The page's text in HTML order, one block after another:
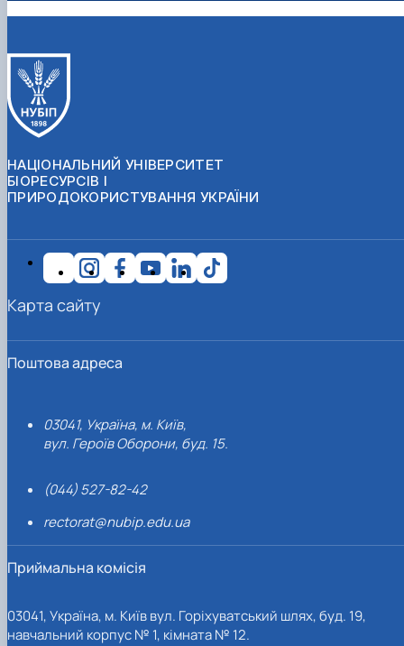
НАЦІОНАЛЬНИЙ УНІВЕРСИТЕТ
БІОРЕСУРСІВ І
ПРИРОДОКОРИСТУВАННЯ УКРАЇНИ
Поштова адреса
03041, Україна, м. Київ,
вул. Героїв Оборони, буд. 15.
(044) 527-82-42
rectorat@nubip.edu.ua
Приймальна комісія
03041, Україна, м. Київ вул. Горіхуватський шлях, буд. 19,
навчальний корпус № 1, кімната № 12.
Карта сайту